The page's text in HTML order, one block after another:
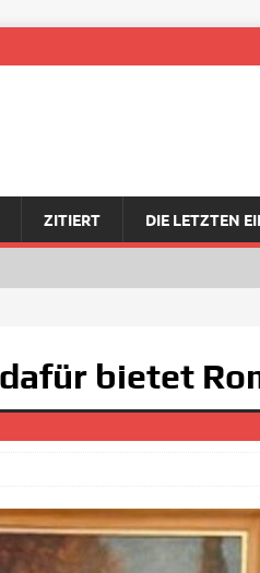
ZITIERT DIE LETZTEN
bietet